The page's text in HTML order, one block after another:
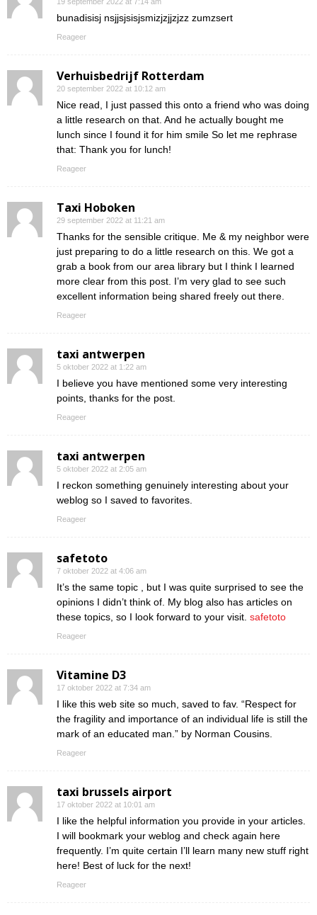
bunadisisj nsjjsjsisjsmizjzjjzjzz zumzsert
Reageer
Verhuisbedrijf Rotterdam
20 september 2022 at 10:12 am
Nice read, I just passed this onto a friend who was doing
a little research on that. And he actually bought me
lunch since I found it for him smile So let me rephrase
that: Thank you for lunch!
Reageer
Taxi Hoboken
29 september 2022 at 11:21 am
Thanks for the sensible critique. Me & my neighbor were
just preparing to do a little research on this. We got a
grab a book from our area library but I think I learned
more clear from this post. I’m very glad to see such
excellent information being shared freely out there.
Reageer
taxi antwerpen
5 oktober 2022 at 1:22 am
I believe you have mentioned some very interesting
points, thanks for the post.
Reageer
taxi antwerpen
5 oktober 2022 at 2:05 am
I reckon something genuinely interesting about your
weblog so I saved to favorites.
Reageer
safetoto
7 oktober 2022 at 4:06 am
It’s the same topic , but I was quite surprised to see the
opinions I didn’t think of. My blog also has articles on
these topics, so I look forward to your visit. safetoto
Reageer
Vitamine D3
17 oktober 2022 at 7:34 am
I like this web site so much, saved to fav. “Respect for
the fragility and importance of an individual life is still the
mark of an educated man.” by Norman Cousins.
Reageer
taxi brussels airport
17 oktober 2022 at 10:01 am
I like the helpful information you provide in your articles.
I will bookmark your weblog and check again here
frequently. I’m quite certain I’ll learn many new stuff right
here! Best of luck for the next!
Reageer